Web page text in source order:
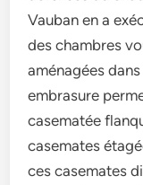
Vauban en a
des chambres
aménagées
embrasure
casematée
casemates
ces casemates